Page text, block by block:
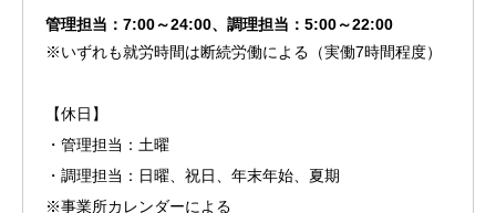
管理担当：7:00～24:00、調理担当：5:00～22:00
※いずれも就労時間は断続労働による（実働7時間程度）
【休日】
・管理担当：土曜
・調理担当：日曜、祝日、年末年始、夏期
※事業所カレンダーによる